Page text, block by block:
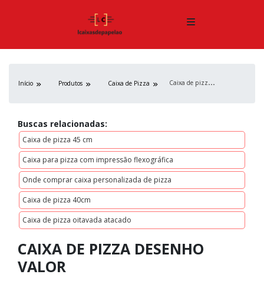
Início Produtos Caixa de Pizza C
aixa de pizza desenho valor
Buscas relacionadas:
Caixa de pizza 45 cm
Caixa para pizza com impressão flexográfica
Onde comprar caixa personalizada de pizza
Caixa de pizza 40cm
Caixa de pizza oitavada atacado
CAIXA DE PIZZA DESENHO
VALOR